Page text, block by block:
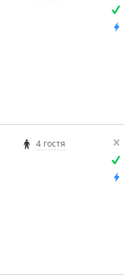
4 гостя